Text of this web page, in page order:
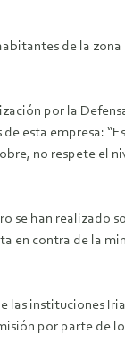
de la
por la
de esta empresa:
no respete el
se han
en contra de la
las instituciones
por parte de